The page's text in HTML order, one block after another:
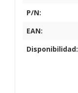
P/N:
EAN:
Disponibilidad: